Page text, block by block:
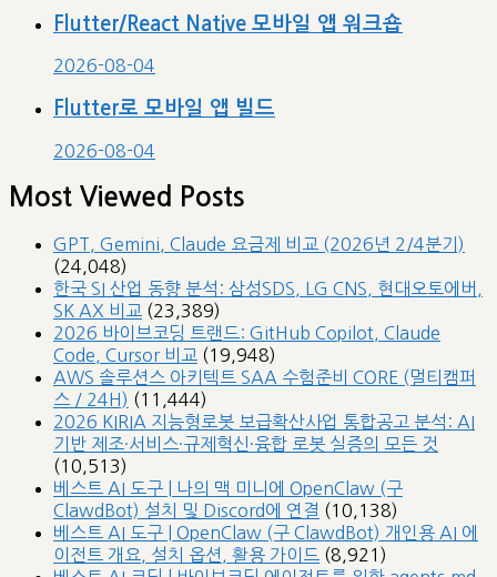
Flutter/React Native 모바일 앱 워크숍
2026-08-04
Flutter로 모바일 앱 빌드
2026-08-04
Most Viewed Posts
GPT, Gemini, Claude 요금제 비교 (2026년 2/4분기)
(24,048)
한국 SI 산업 동향 분석: 삼성SDS, LG CNS, 현대오토에버,
SK AX 비교 (23,389)
2026 바이브코딩 트랜드: GitHub Copilot, Claude
Code, Cursor 비교 (19,948)
AWS 솔루션스 아키텍트 SAA 수험준비 CORE (멀티캠퍼
스 / 24H) (11,444)
2026 KIRIA 지능형로봇 보급확산사업 통합공고 분석: AI
기반 제조·서비스·규제혁신·융합 로봇 실증의 모든 것
(10,513)
베스트 AI 도구 | 나의 맥 미니에 OpenClaw (구
ClawdBot) 설치 및 Discord에 연결 (10,138)
베스트 AI 도구 | OpenClaw (구 ClawdBot) 개인용 AI 에
이전트 개요, 설치 옵션, 활용 가이드 (8,921)